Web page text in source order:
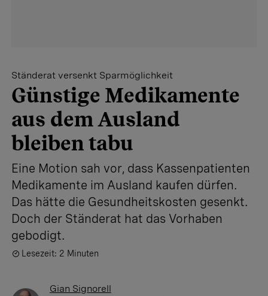
Ständerat versenkt Sparmöglichkeit
Günstige Medikamente
aus dem Ausland
bleiben tabu
Eine Motion sah vor, dass Kassenpatienten
Medikamente im Ausland kaufen dürfen.
Das hätte die Gesundheitskosten gesenkt.
Doch der Ständerat hat das Vorhaben
gebodigt.
Lesezeit: 2 Minuten
Gian Signorell